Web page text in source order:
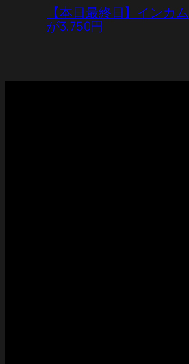
【本日最終日】インカム
が3,750円